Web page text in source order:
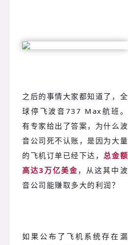
之后的事情大家都知道了，全
球停飞波音737 Max航班。
有专家给出了答案，为什么波
音公司死不认账，是因为大量
的飞机订单已经下达， 总金额
高达3万亿美金，从这其中波
音公司能赚取多大的利润？
如果公布了飞机系统存在漏